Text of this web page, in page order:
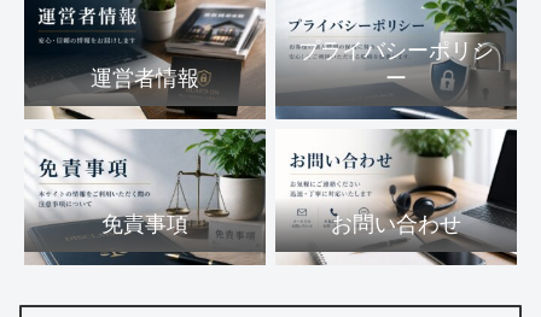
運営者情報
プライバシーポリシ
ー
免責事項 お問い合わせ